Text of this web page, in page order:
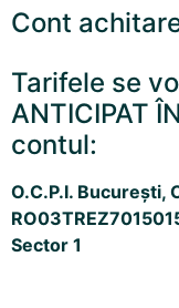
Cont
Tarifele se
ANTICIPAT
contul:
O.C.P.I. București,
Sector 1